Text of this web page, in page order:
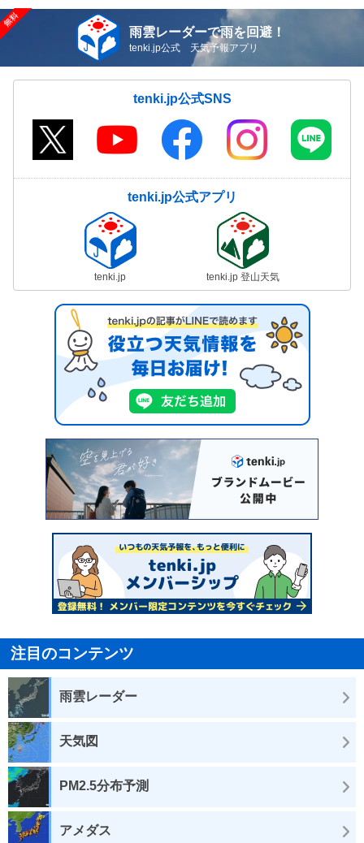
雨雲レーダーで雨を回避！
tenki.jp公式 天気予報アプリ
tenki.jp公式SNS
tenki.jp公式アプリ
tenki.jp tenki.jp 登山天気
注目のコンテンツ
雨雲レーダー
天気図
PM2.5分布予測
アメダス